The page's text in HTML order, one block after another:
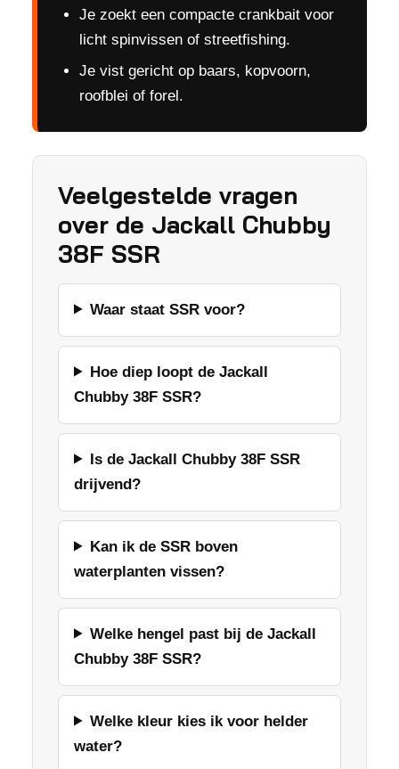
Je zoekt een compacte crankbait voor
licht spinvissen of streetfishing.
Je vist gericht op baars, kopvoorn,
roofblei of forel.
Veelgestelde vragen
over de Jackall Chubby
38F SSR
Waar staat SSR voor?
Hoe diep loopt de Jackall
Chubby 38F SSR?
Is de Jackall Chubby 38F SSR
drijvend?
Kan ik de SSR boven
waterplanten vissen?
Welke hengel past bij de Jackall
Chubby 38F SSR?
Welke kleur kies ik voor helder
water?